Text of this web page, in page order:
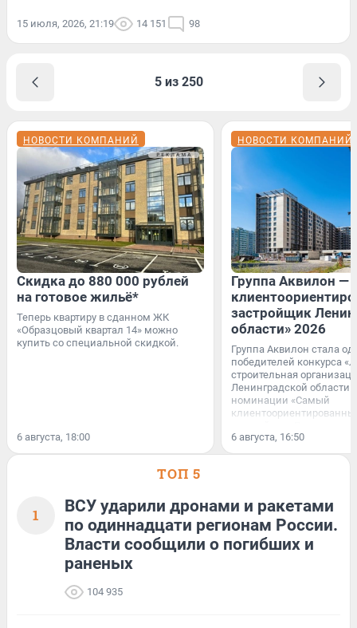
15 июля, 2026, 21:19 14 151 98
5 из 250
НОВОСТИ КОМПАНИЙ
Скидка до 880 000 рублей
на готовое жильё*
Теперь квартиру в сданном ЖК
«Образцовый квартал 14» можно
купить со специальной скидкой.
6 августа, 18:00
НОВОСТИ КОМПАНИЙ
Группа Аквилон —
застройщик
области» 2026
Группа Аквилон стала
победителей конкурса
строительная
Ленинградской области
номинации «Самый
области».
6 августа, 16:50
ТОП 5
1
ВСУ ударили дронами и ракетами
по одиннадцати регионам России.
Власти сообщили о погибших и
раненых
104 935